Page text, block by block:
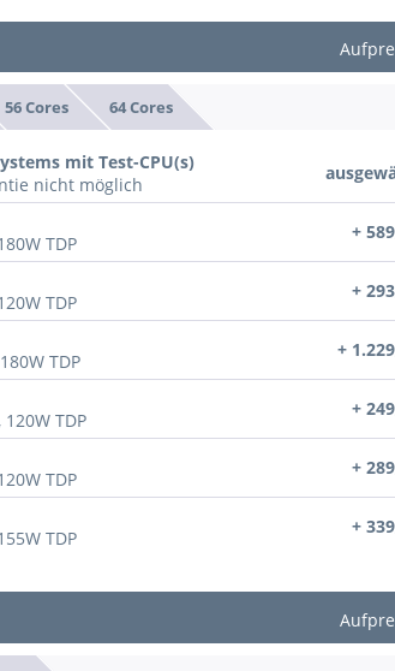
56 Cores 64 Cores
mit Test-CPU(s)
nicht möglich
TDP
+
TDP
+
TDP
+
TDP
+
TDP
+
TDP
+